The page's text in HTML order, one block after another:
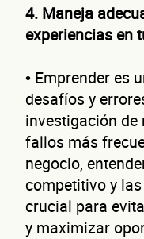
4. Maneja
experiencias en
• Emprender es
desafíos y
investigación de
fallos más
negocio,
competitivo y
crucial para
y maximizar
¿Cuánto factura tu
Esto nos ayuda a